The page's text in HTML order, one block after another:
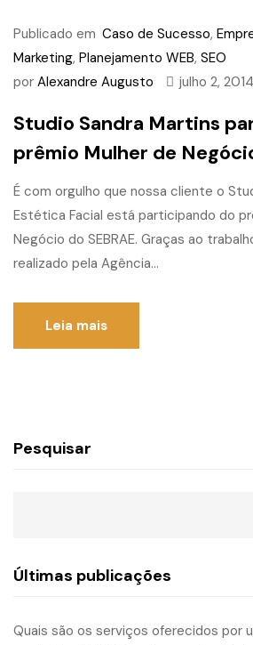
Publicado em Caso de Sucesso,
Marketing, Planejamento WEB, SEO
por Alexandre Augusto julho 2, 2014
Studio Sandra Martins
prêmio Mulher de
É com orgulho que nossa cliente o
Estética Facial está participando do
Negócio do SEBRAE. Graças ao
realizado pela Agência...
Leia mais
Pesquisar
Últimas publicações
Quais são os serviços oferecidos por